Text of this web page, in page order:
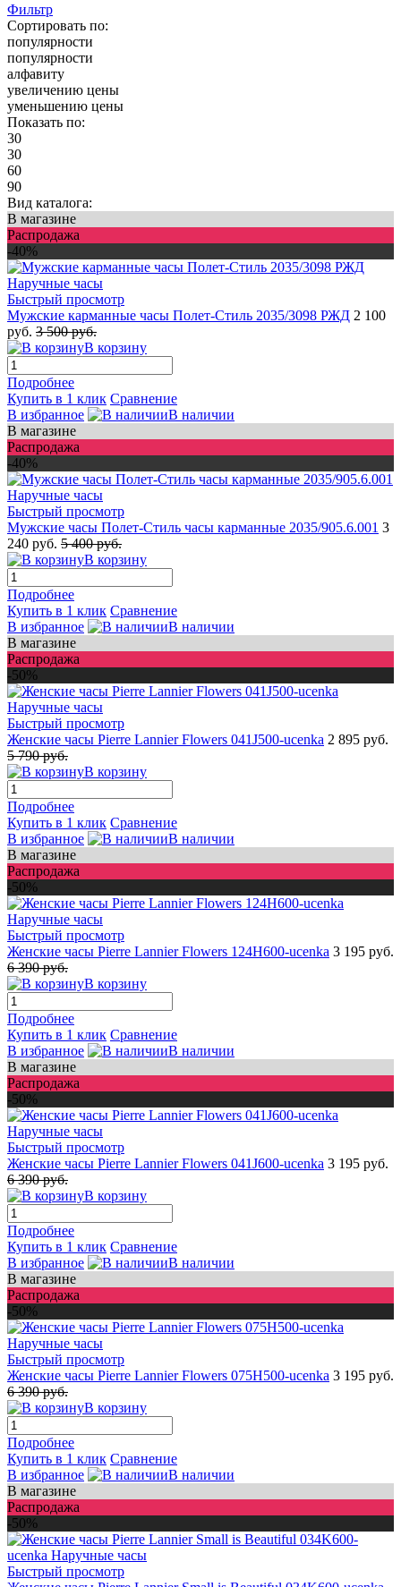
Фильтр
Сортировать по:
популярности
популярности
алфавиту
увеличению цены
уменьшению цены
Показать по:
30
30
60
90
Вид каталога:
В магазине
Распродажа
-40%
Быстрый просмотр
Мужские карманные часы Полет-Стиль 2035/3098 РЖД 2 100
руб. 3 500 руб.
В корзину
Подробнее
Купить в 1 клик Сравнение
В избранное
В наличии
В магазине
Распродажа
-40%
Быстрый просмотр
Мужские часы Полет-Стиль часы карманные 2035/905.6.001 3
240 руб. 5 400 руб.
В корзину
Подробнее
Купить в 1 клик Сравнение
В избранное
В наличии
В магазине
Распродажа
-50%
Быстрый просмотр
Женские часы Pierre Lannier Flowers 041J500-ucenka 2 895 руб.
5 790 руб.
В корзину
Подробнее
Купить в 1 клик Сравнение
В избранное
В наличии
В магазине
Распродажа
-50%
Быстрый просмотр
Женские часы Pierre Lannier Flowers 124H600-ucenka 3 195 руб.
6 390 руб.
В корзину
Подробнее
Купить в 1 клик Сравнение
В избранное
В наличии
В магазине
Распродажа
-50%
Быстрый просмотр
Женские часы Pierre Lannier Flowers 041J600-ucenka 3 195 руб.
6 390 руб.
В корзину
Подробнее
Купить в 1 клик Сравнение
В избранное
В наличии
В магазине
Распродажа
-50%
Быстрый просмотр
Женские часы Pierre Lannier Flowers 075H500-ucenka 3 195 руб.
6 390 руб.
В корзину
Подробнее
Купить в 1 клик Сравнение
В избранное
В наличии
В магазине
Распродажа
-50%
Быстрый просмотр